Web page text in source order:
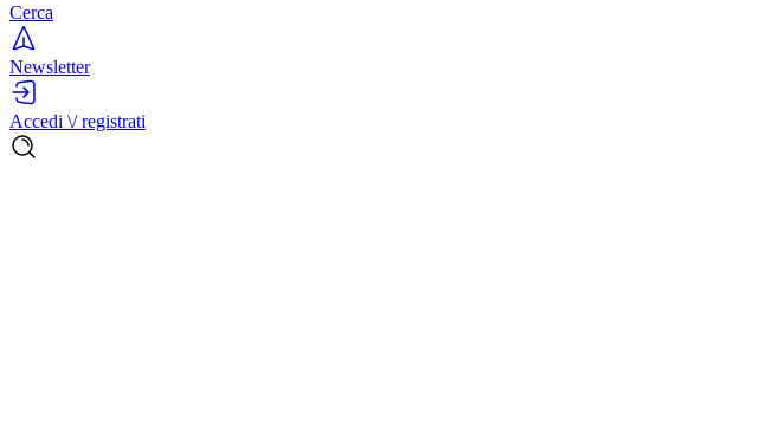
Cerca
Newsletter
Accedi \/ registrati